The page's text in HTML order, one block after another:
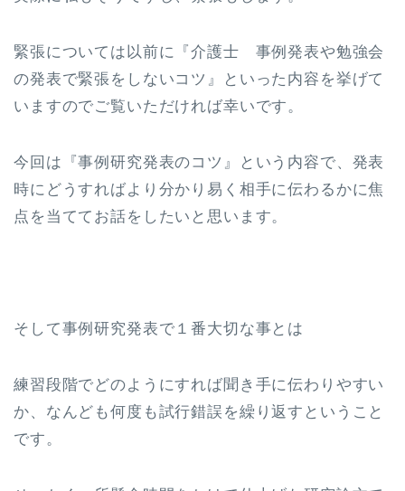
緊張については以前に『介護士 事例発表や勉強会
の発表で緊張をしないコツ』といった内容を挙げて
いますのでご覧いただければ幸いです。
今回は『事例研究発表のコツ』という内容で、発表
時にどうすればより分かり易く相手に伝わるかに焦
点を当ててお話をしたいと思います。
そして事例研究発表で１番大切な事とは
練習段階でどのようにすれば聞き手に伝わりやすい
か、なんども何度も試行錯誤を繰り返すということ
です。